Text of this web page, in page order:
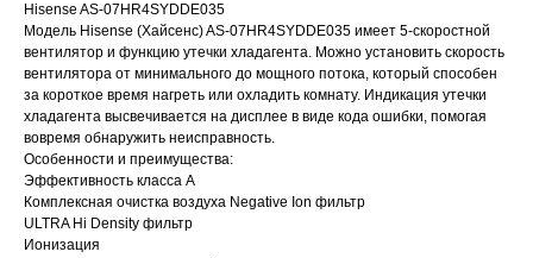
Hisense AS-07HR4SYDDE035
Модель Hisense (Хайсенс) AS-07HR4SYDDE035 имеет 5-скоростной
вентилятор и функцию утечки хладагента. Можно установить скорость
вентилятора от минимального до мощного потока, который способен
за короткое время нагреть или охладить комнату. Индикация утечки
хладагента высвечивается на дисплее в виде кода ошибки, помогая
вовремя обнаружить неисправность.
Особенности и преимущества:
Эффективность класса А
Комплексная очистка воздуха Negative Ion фильтр
ULTRA Hi Density фильтр
Ионизация